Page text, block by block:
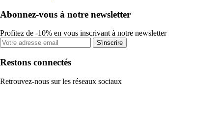
Abonnez-vous à notre newsletter
Profitez de -10% en vous inscrivant à notre newsletter
S'inscrire
Restons connectés
Retrouvez-nous sur les réseaux sociaux